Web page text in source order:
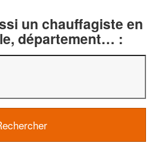
un chauffagiste en
département… :